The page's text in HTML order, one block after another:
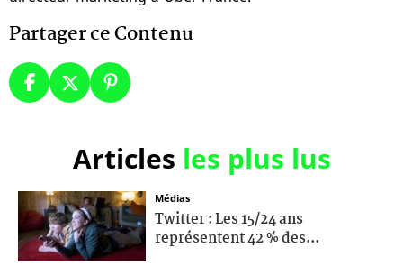
Partager ce Contenu
Articles les plus lus
Médias
Twitter : Les 15/24 ans
représentent 42 % des...